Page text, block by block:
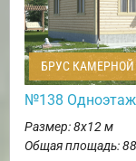
БРУС
№138
Размер: 8х12 м
Общая площадь: 88